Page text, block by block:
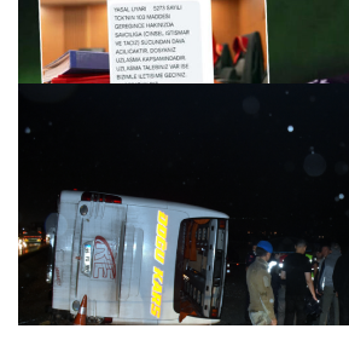
Onlarca Kişiyi Mağdur Eden
26.07.2026 10:44